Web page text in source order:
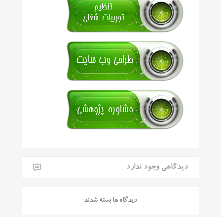
دیدگاهی وجود ندارد
دیدگاه ها بسته شدند